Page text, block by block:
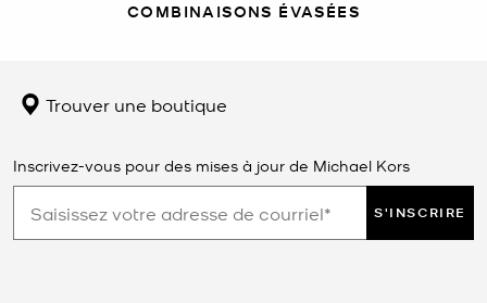
COMBINAISONS ÉVASÉES
Trouver une boutique
Inscrivez-vous pour des mises à jour de Michael Kors
S'INSCRIRE